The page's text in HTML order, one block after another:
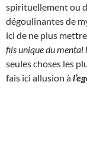
spirituellement ou
dégoulinantes de
ici de ne plus
fils unique du mental
seules choses les
fais ici allusion à